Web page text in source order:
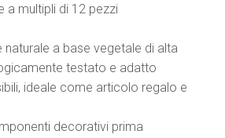
a multipli di 12 pezzi
naturale a base vegetale di alta
testato e adatto
ideale come articolo regalo e
decorativi prima